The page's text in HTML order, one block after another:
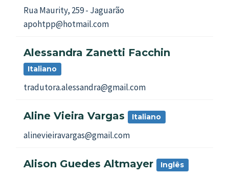
Rua Maurity, 259 - Jaguarão
apohtpp@hotmail.com
Alessandra Zanetti Facchin
Italiano
tradutora.alessandra@gmail.com
Aline Vieira Vargas Italiano
alinevieiravargas@gmail.com
Alison Guedes Altmayer Inglês